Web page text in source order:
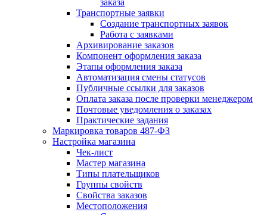
заказа
Транспортные заявки
Создание транспортных заявок
Работа с заявками
Архивирование заказов
Компонент оформления заказа
Этапы оформления заказа
Автоматизация смены статусов
Публичные ссылки для заказов
Оплата заказа после проверки менеджером
Почтовые уведомления о заказах
Практические задания
Маркировка товаров 487-ФЗ
Настройка магазина
Чек-лист
Мастер магазина
Типы плательщиков
Группы свойств
Свойства заказов
Местоположения